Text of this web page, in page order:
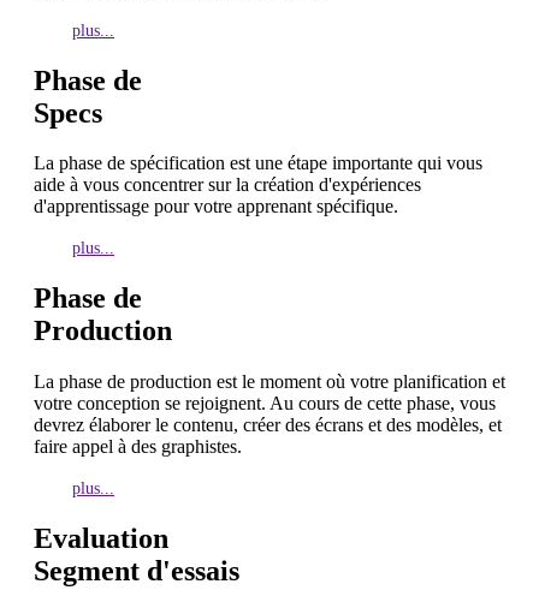
plus...
Phase de
Specs
La phase de spécification est une étape importante qui vous
aide à vous concentrer sur la création d'expériences
d'apprentissage pour votre apprenant spécifique.
plus...
Phase de
Production
La phase de production est le moment où votre planification et
votre conception se rejoignent. Au cours de cette phase, vous
devrez élaborer le contenu, créer des écrans et des modèles, et
faire appel à des graphistes.
plus...
Evaluation
Segment d'essais